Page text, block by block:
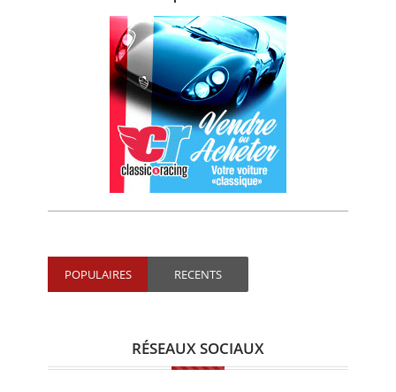
POPULAIRES RECENTS
RÉSEAUX SOCIAUX